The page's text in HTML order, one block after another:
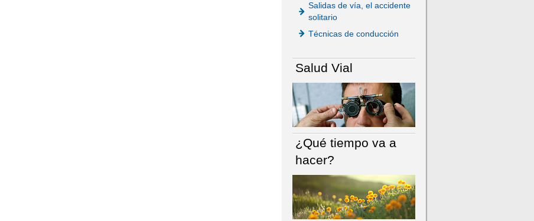
Salidas de vía, el accidente
solitario
Técnicas de conducción
Salud Vial
¿Qué tiempo va a
hacer?